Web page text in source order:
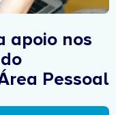
apoio nos
Pessoal